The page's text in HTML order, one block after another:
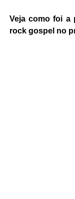
Veja como foi a
rock gospel no